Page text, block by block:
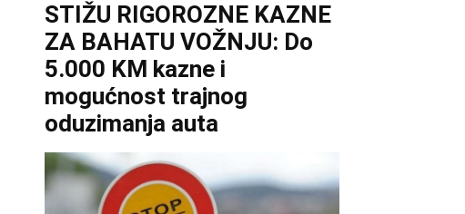
STIŽU RIGOROZNE KAZNE
ZA BAHATU VOŽNJU: Do
5.000 KM kazne i
mogućnost trajnog
oduzimanja auta